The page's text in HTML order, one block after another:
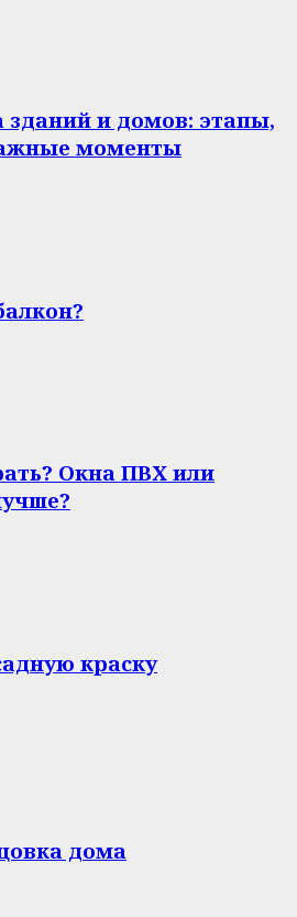
зданий и домов: этапы,
моменты
Окна ПВХ или
краску
дома